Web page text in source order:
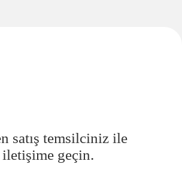
satış temsilciniz ile
iletişime geçin.